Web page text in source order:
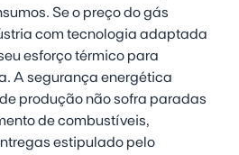
Se o preço do gás
com tecnologia adaptada
esforço térmico para
A segurança energética
produção não sofra paradas
de combustíveis,
estipulado pelo